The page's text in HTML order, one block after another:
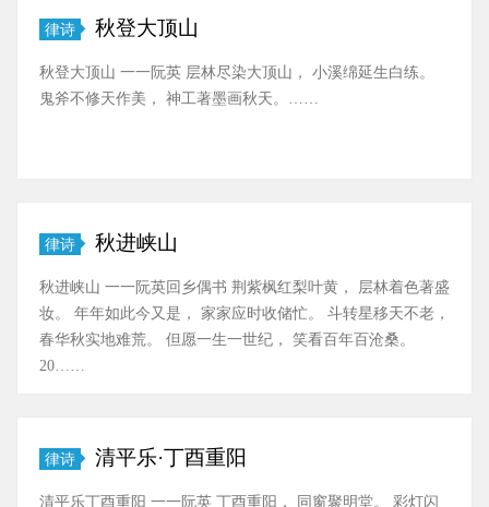
律诗 秋登大顶山
秋登大顶山 一一阮英 层林尽染大顶山， 小溪绵延生白练。
鬼斧不修天作美， 神工著墨画秋天。……
律诗 秋进峡山
秋进峡山 一一阮英回乡偶书 荆紫枫红梨叶黄， 层林着色著盛
妆。 年年如此今又是， 家家应时收储忙。 斗转星移天不老，
春华秋实地难荒。 但愿一生一世纪， 笑看百年百沧桑。
20……
律诗 清平乐·丁酉重阳
清平乐丁酉重阳 一一阮英 丁酉重阳， 同窗聚明堂。 彩灯闪